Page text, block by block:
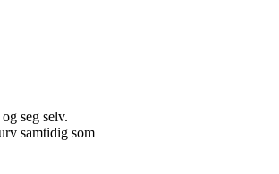
seg selv.
samtidig som